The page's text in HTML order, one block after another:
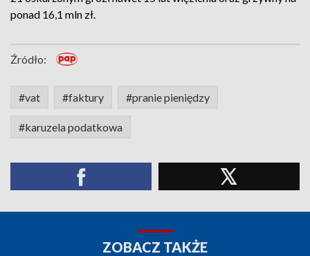
ponad 16,1 mln zł.
Źródło:
#vat #faktury #pranie pieniędzy
#karuzela podatkowa
ZOBACZ TAKŻE